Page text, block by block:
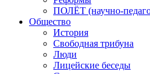
ПОЛЁТ (научно-
Общество
История
Свободная трибуна
Люди
Лицейские беседы